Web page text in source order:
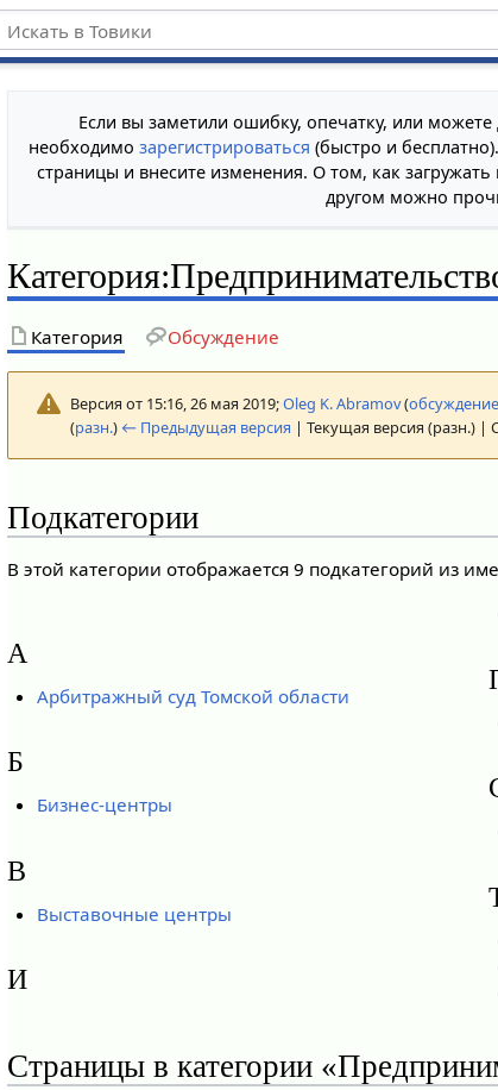
Если вы заметили ошибку, опечатку, или
необходимозарегистрироваться (быстро и
страницы и внесите изменения. О том, как
другом можно
Категория:
Категория Обсуждение
Версия от 15:16, 26 мая 2019;Oleg K. Abramov(обсуждение
(разн.) ← Предыдущая версия | Текущая версия (разн.)
Подкатегории
В этой категории отображается 9 подкатегорий из
А
Арбитражный суд Томской области
Б
Бизнес-центры
В
Выставочные центры
И
Страницы в категории